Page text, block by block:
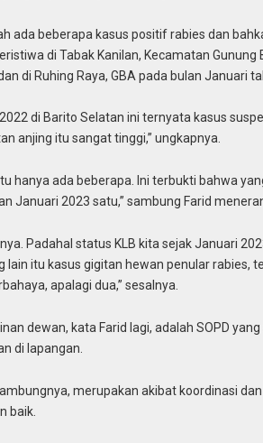
ada beberapa kasus positif rabies dan
di Tabak Kanilan, Kecamatan Gunung
di Ruhing Raya, GBA pada bulan Januari
di Barito Selatan ini ternyata kasus
anjing itu sangat tinggi,” ungkapnya.
hanya ada beberapa. Ini terbukti bahwa
Januari 2023 satu,” sambung Farid
Padahal status KLB kita sejak Januari
lain itu kasus gigitan hewan penular rabies,
apalagi dua,” sesalnya.
dewan, kata Farid lagi, adalah SOPD
di lapangan.
merupakan akibat koordinasi
baik.